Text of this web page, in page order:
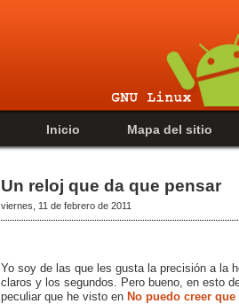
Inicio Mapa del sitio
Un reloj que da que pensar
viernes, 11 de febrero de 2011
Yo soy de las que les gusta la precisión a la
claros y los segundos. Pero bueno, en esto
peculiar que he visto en No puedo creer